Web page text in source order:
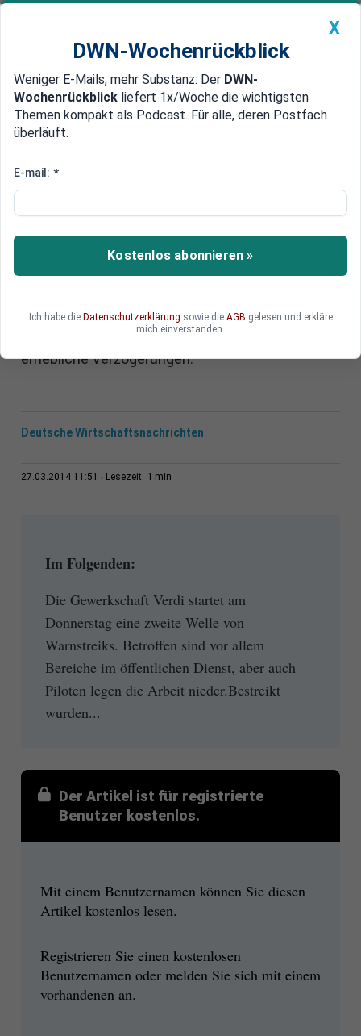
Newsticker MEIN DWN: Geldanlage Premium
Edelmetalle DWN-Magazin China
Mehr Lohn gefordert
Bundesweite Streiks: Verdi legt
Deutschland lahm
Die Gewerkschaft Verdi hat zu bundesweiten
Auch das Personal an sieben deutschen
erhebliche Verzögerungen.
Deutsche Wirtschaftsnachrichten
27.03.2014 11:51 Lesezeit: 1 min
Im Folgenden:
Die Gewerkschaft Verdi startet am
Donnerstag eine zweite Welle von
Warnstreiks. Betroffen sind vor allem
Bereiche im öffentlichen Dienst, aber auch
Piloten legen die Arbeit nieder.Bestreikt
wurden...
Der Artikel ist für registrierte
Benutzer kostenlos.
Mit einem Benutzernamen können Sie diesen
Artikel kostenlos lesen.
Registrieren Sie einen kostenlosen
Benutzernamen oder melden Sie sich mit einem
vorhandenen an.
X
DWN-Wochenrückblick
Weniger E-Mails, mehr Substanz: Der DWN-
Wochenrückblick liefert 1x/Woche die wichtigsten
Themen kompakt als Podcast. Für alle, deren Postfach
überläuft.
E-mail: *
Kostenlos abonnieren »
Ich habe die Datenschutzerklärung sowie die AGB gelesen und erkläre
mich einverstanden.